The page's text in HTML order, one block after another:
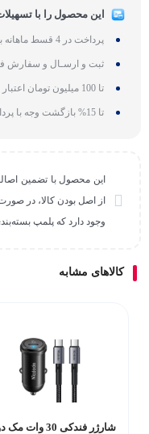
این محصول را با
پرداخت در 4 قسط ماهانه بدون سود، چک و ضامن
ثبت و ارسـال و سفارش
تا 100 میلیون تومان اعتبار با بازپرداخت 24 ماهه
تا 15% بازگشت وجه با پرداخت نقدی
این محصول با تضمین
از اصل بودن کالا، در
وجود دارد که پلمپ
کالاهای مشابه
شارژر فندکی 30 وات